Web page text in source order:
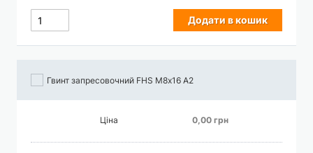
Додати в кошик
Гвинт запресовочний FHS М8х16 А2
Ціна 0,00 грн